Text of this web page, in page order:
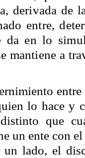
derivada de
entre,
da en lo
mantiene a
entre
lo hace y
distinto que
un ente con
un lado, el